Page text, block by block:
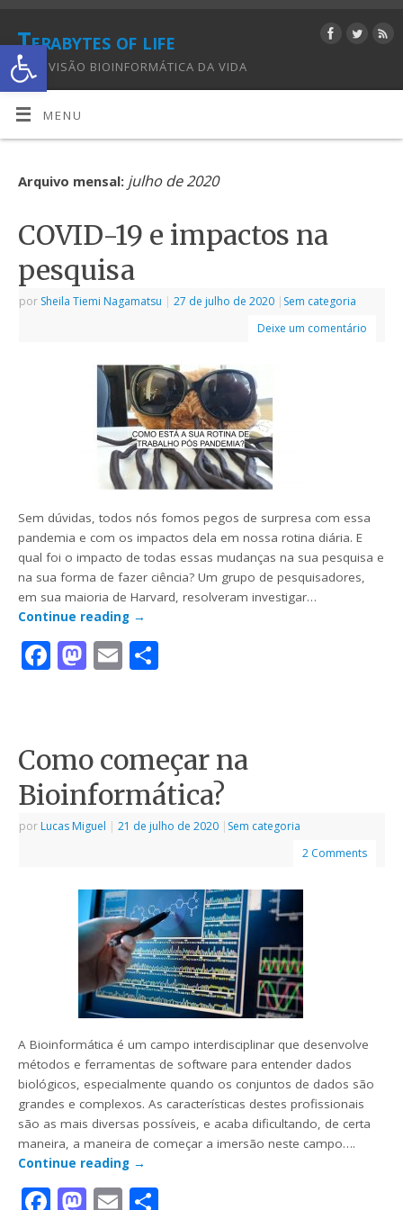
Abrir a barra de ferramentas
Terabytes of life
UMA VISÃO BIOINFORMÁTICA DA VIDA
MENU
Arquivo mensal: julho de 2020
COVID-19 e impactos na
pesquisa
por Sheila Tiemi Nagamatsu | 27 de julho de 2020 | Sem categoria
Deixe um comentário
Sem dúvidas, todos nós fomos pegos de surpresa com essa
pandemia e com os impactos dela em nossa rotina diária. E
qual foi o impacto de todas essas mudanças na sua pesquisa e
na sua forma de fazer ciência? Um grupo de pesquisadores,
em sua maioria de Harvard, resolveram investigar…
Continue reading →
Facebook
Mastodon
Email
Como começar na
Bioinformática?
por Lucas Miguel | 21 de julho de 2020 | Sem categoria
2 Comments
A Bioinformática é um campo interdisciplinar que desenvolve
métodos e ferramentas de software para entender dados
biológicos, especialmente quando os conjuntos de dados são
grandes e complexos. As características destes profissionais
são as mais diversas possíveis, e acaba dificultando, de certa
maneira, a maneira de começar a imersão neste campo….
Continue reading →
Facebook
Mastodon
Email